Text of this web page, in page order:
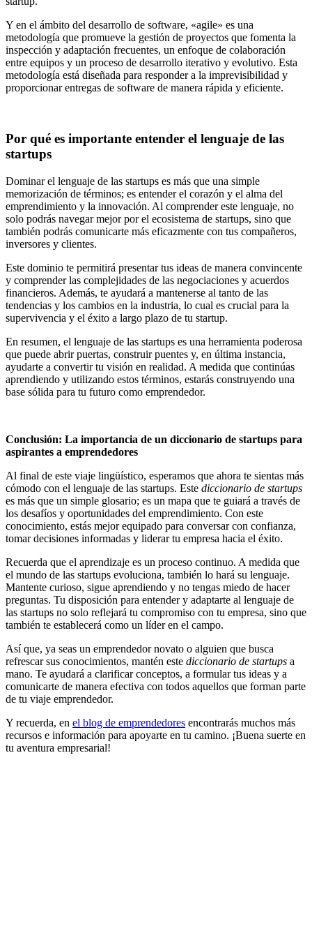
Y en el ámbito del desarrollo de software, «agile» es una
metodología que promueve la gestión de proyectos que fomenta la
inspección y adaptación frecuentes, un enfoque de colaboración
entre equipos y un proceso de desarrollo iterativo y evolutivo. Esta
metodología está diseñada para responder a la imprevisibilidad y
proporcionar entregas de software de manera rápida y eficiente.
Por qué es importante entender el lenguaje de las
startups
Dominar el lenguaje de las startups es más que una simple
memorización de términos; es entender el corazón y el alma del
emprendimiento y la innovación. Al comprender este lenguaje, no
solo podrás navegar mejor por el ecosistema de startups, sino que
también podrás comunicarte más eficazmente con tus compañeros,
inversores y clientes.
Este dominio te permitirá presentar tus ideas de manera convincente
y comprender las complejidades de las negociaciones y acuerdos
financieros. Además, te ayudará a mantenerse al tanto de las
tendencias y los cambios en la industria, lo cual es crucial para la
supervivencia y el éxito a largo plazo de tu startup.
En resumen, el lenguaje de las startups es una herramienta poderosa
que puede abrir puertas, construir puentes y, en última instancia,
ayudarte a convertir tu visión en realidad. A medida que continúas
aprendiendo y utilizando estos términos, estarás construyendo una
base sólida para tu futuro como emprendedor.
Conclusión: La importancia de un diccionario de startups para
aspirantes a emprendedores
Al final de este viaje lingüístico, esperamos que ahora te sientas más
cómodo con el lenguaje de las startups. Este diccionario de startups
es más que un simple glosario; es un mapa que te guiará a través de
los desafíos y oportunidades del emprendimiento. Con este
conocimiento, estás mejor equipado para conversar con confianza,
tomar decisiones informadas y liderar tu empresa hacia el éxito.
Recuerda que el aprendizaje es un proceso continuo. A medida que
el mundo de las startups evoluciona, también lo hará su lenguaje.
Mantente curioso, sigue aprendiendo y no tengas miedo de hacer
preguntas. Tu disposición para entender y adaptarte al lenguaje de
las startups no solo reflejará tu compromiso con tu empresa, sino que
también te establecerá como un líder en el campo.
Así que, ya seas un emprendedor novato o alguien que busca
refrescar sus conocimientos, mantén este diccionario de startups a
mano. Te ayudará a clarificar conceptos, a formular tus ideas y a
comunicarte de manera efectiva con todos aquellos que forman parte
de tu viaje emprendedor.
Y recuerda, en el blog de emprendedores encontrarás muchos más
recursos e información para apoyarte en tu camino. ¡Buena suerte en
tu aventura empresarial!